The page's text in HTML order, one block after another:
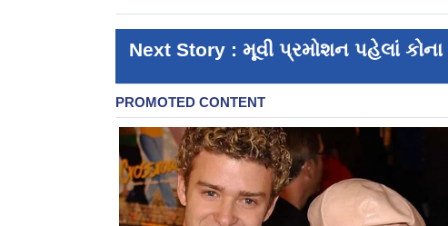
Next Story : મૂવી પ્રમોશન પહેલાં કોના